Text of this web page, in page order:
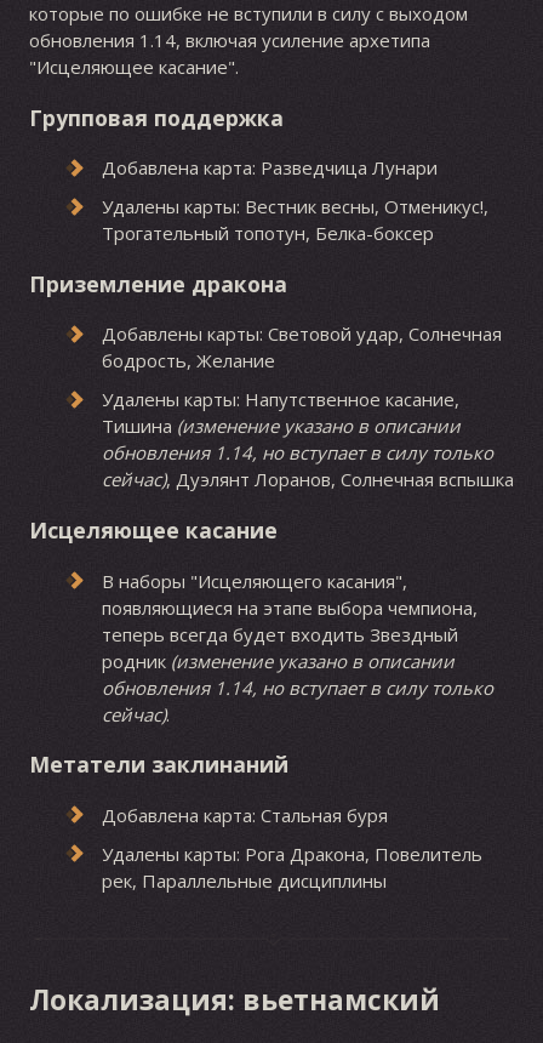
которые по ошибке не вступили в силу с выходом
обновления 1.14, включая усиление архетипа
"Исцеляющее касание".
Групповая поддержка
Добавлена карта: Разведчица Лунари
Удалены карты: Вестник весны, Отменикус!,
Трогательный топотун, Белка-боксер
Приземление дракона
Добавлены карты: Световой удар, Солнечная
бодрость, Желание
Удалены карты: Напутственное касание,
Тишина (изменение указано в описании
обновления 1.14, но вступает в силу только
сейчас), Дуэлянт Лоранов, Солнечная вспышка
Исцеляющее касание
В наборы "Исцеляющего касания",
появляющиеся на этапе выбора чемпиона,
теперь всегда будет входить Звездный
родник (изменение указано в описании
обновления 1.14, но вступает в силу только
сейчас).
Метатели заклинаний
Добавлена карта: Стальная буря
Удалены карты: Рога Дракона, Повелитель
рек, Параллельные дисциплины
Локализация: вьетнамский